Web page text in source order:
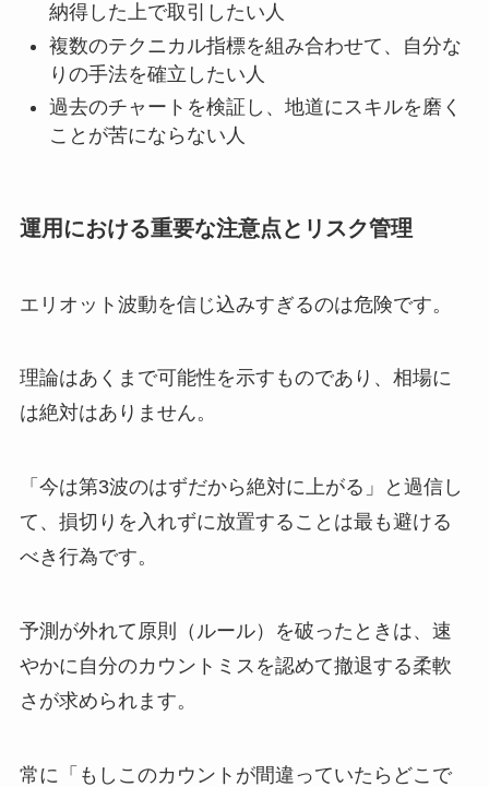
納得した上で取引したい人
複数のテクニカル指標を組み合わせて、自分な
りの手法を確立したい人
過去のチャートを検証し、地道にスキルを磨く
ことが苦にならない人
運用における重要な注意点とリスク管理
エリオット波動を信じ込みすぎるのは危険です。
理論はあくまで可能性を示すものであり、相場に
は絶対はありません。
「今は第3波のはずだから絶対に上がる」と過信し
て、損切りを入れずに放置することは最も避ける
べき行為です。
予測が外れて原則（ルール）を破ったときは、速
やかに自分のカウントミスを認めて撤退する柔軟
さが求められます。
常に「もしこのカウントが間違っていたらどこで